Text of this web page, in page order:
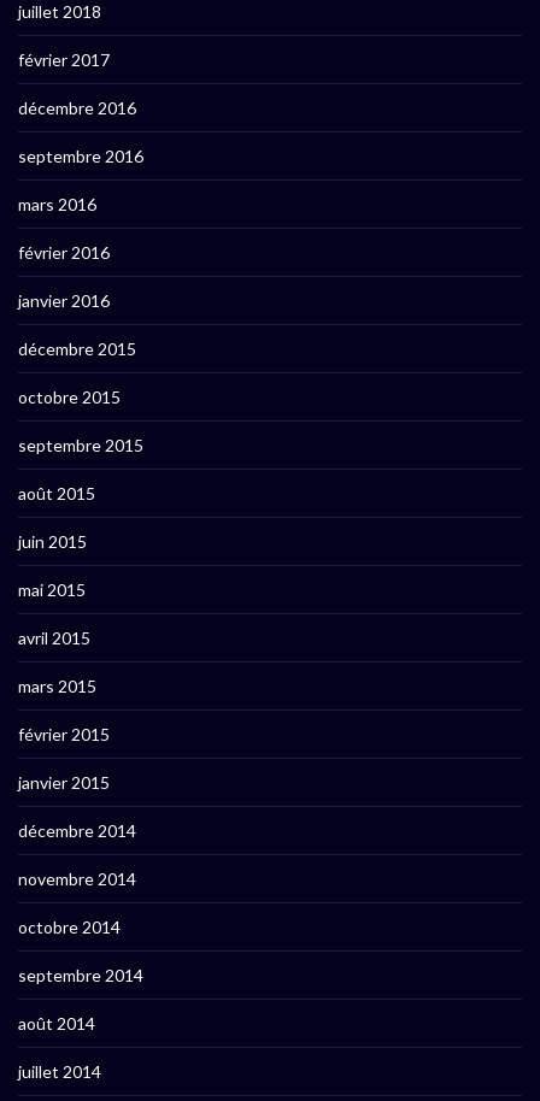
juillet 2018
février 2017
décembre 2016
septembre 2016
mars 2016
février 2016
janvier 2016
décembre 2015
octobre 2015
septembre 2015
août 2015
juin 2015
mai 2015
avril 2015
mars 2015
février 2015
janvier 2015
décembre 2014
novembre 2014
octobre 2014
septembre 2014
août 2014
juillet 2014